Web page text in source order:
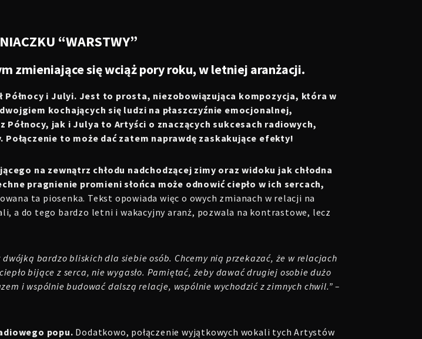
“WARSTWY”
zmieniające się wciąż pory roku, w letniej aranżacji.
Północy i Julyi. Jest to prosta, niezobowiązująca kompozycja, która w
kochających się ludzi na płaszczyźnie emocjonalnej,
jak i Julya to Artyści o znaczących sukcesach radiowych,
to może dać zatem naprawdę zaskakujące efekty!
na zewnątrz chłodu nadchodzącej zimy oraz widoku jak chłodna
pragnienie promieni słońca może odnowić ciepło w ich sercach,
ta piosenka. Tekst opowiada więc o owych zmianach w relacji na
a do tego bardzo letni i wakacyjny aranż, pozwala na kontrastowe, lecz
bardzo bliskich dla siebie osób. Chcemy nią przekazać, że w relacjach
bijące z serca, nie wygasło. Pamiętać, żeby dawać drugiej osobie dużo
i wspólnie budować dalszą relacje, wspólnie wychodzić z zimnych chwil.” –
popu. Dodatkowo, połączenie wyjątkowych wokali tych Artystów